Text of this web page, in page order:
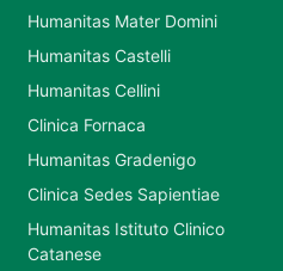
Humanitas Mater Domini
Humanitas Castelli
Humanitas Cellini
Clinica Fornaca
Humanitas Gradenigo
Clinica Sedes Sapientiae
Humanitas Istituto Clinico
Catanese